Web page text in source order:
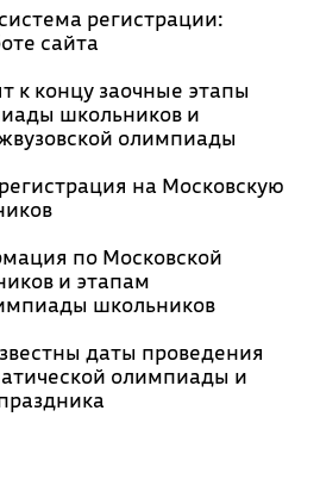
регистрации:
сайта
к концу заочные этапы
школьников и
олимпиады
на Московскую
по Московской
и этапам
школьников
даты проведения
олимпиады и